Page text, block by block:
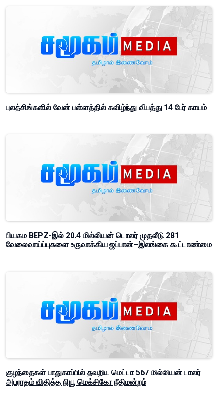
புலத்சிங்களில் வேன் பள்ளத்தில் கவிழ்ந்து விபத்து 14 பேர் காயம்
பியகம BEPZ-இல் 20.4 மில்லியன் டொலர் முதலீடு 281
வேலைவாய்ப்புகளை உருவாக்கிய ஜப்பான்–இலங்கை கூட்டாண்மை
குழந்தைகள் பாதுகாப்பில் தவறிய மெட்டா 567 மில்லியன் டாலர்
அபராதம் விதித்த நியூ மெக்சிகோ நீதிமன்றம்